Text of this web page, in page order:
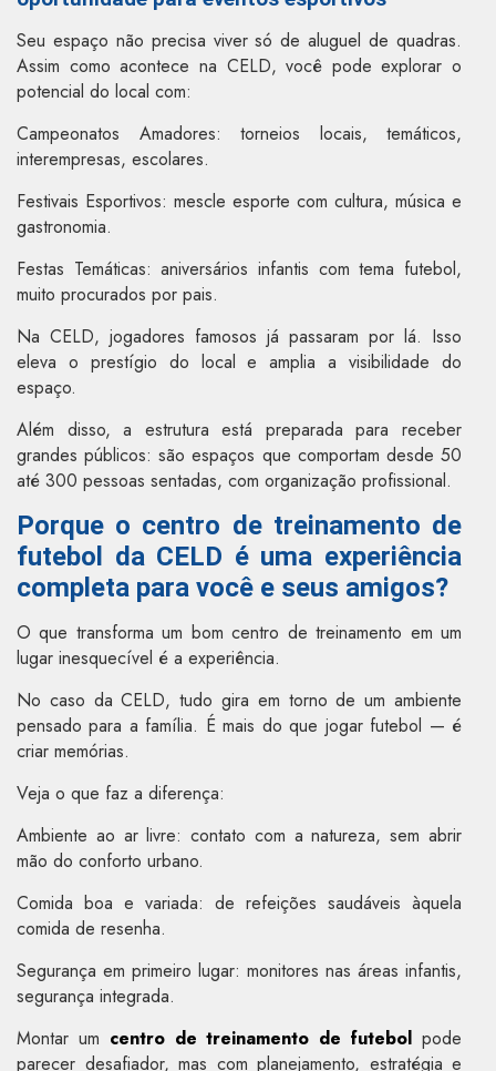
Seu espaço não precisa viver só de aluguel de quadras.
Assim como acontece na CELD, você pode explorar o
potencial do local com:
Campeonatos Amadores: torneios locais, temáticos,
interempresas, escolares.
Festivais Esportivos: mescle esporte com cultura, música e
gastronomia.
Festas Temáticas: aniversários infantis com tema futebol,
muito procurados por pais.
Na CELD, jogadores famosos já passaram por lá. Isso
eleva o prestígio do local e amplia a visibilidade do
espaço.
Além disso, a estrutura está preparada para receber
grandes públicos: são espaços que comportam desde 50
até 300 pessoas sentadas, com organização profissional.
Porque o centro de treinamento de
futebol da CELD é uma experiência
completa para você e seus amigos?
O que transforma um bom centro de treinamento em um
lugar inesquecível é a experiência.
No caso da CELD, tudo gira em torno de um ambiente
pensado para a família. É mais do que jogar futebol — é
criar memórias.
Veja o que faz a diferença:
Ambiente ao ar livre: contato com a natureza, sem abrir
mão do conforto urbano.
Comida boa e variada: de refeições saudáveis àquela
comida de resenha.
Segurança em primeiro lugar: monitores nas áreas infantis,
segurança integrada.
Montar um centro de treinamento de futebol pode
parecer desafiador, mas com planejamento, estratégia e